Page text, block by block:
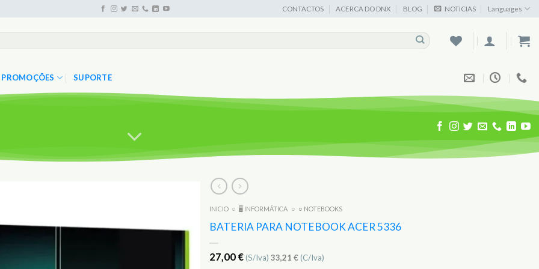
CONTACTOS ACERCA DO DNX BLOG NOTICIAS Languages
PROMOÇÕES SUPORTE
Favoritos
INICIO ○ 🖥️ INFORMÁTICA ○ ○ NOTEBOOKS
BATERIA PARA NOTEBOOK ACER 5336
27,00 € (S/Iva) 33,21 € (C/Iva)